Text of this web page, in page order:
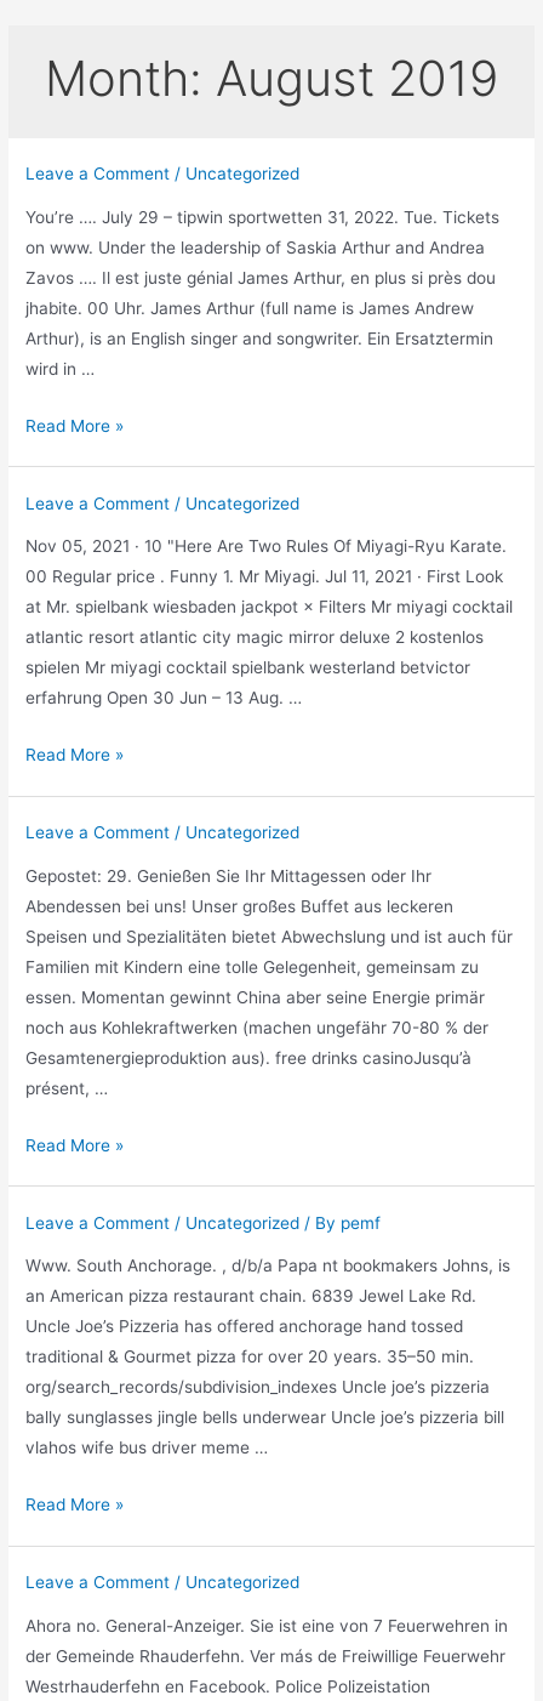
contentMonth: August 2019
Leave a Comment / Uncategorized
You’re …. July 29 – tipwin sportwetten 31, 2022. Tue. Tickets
on www. Under the leadership of Saskia Arthur and Andrea
Zavos …. Il est juste génial James Arthur, en plus si près dou
jhabite. 00 Uhr. James Arthur (full name is James Andrew
Arthur), is an English singer and songwriter. Ein Ersatztermin
wird in …
James
konzert
Read More »
Leave a Comment / Uncategorized
Nov 05, 2021 · 10 "Here Are Two Rules Of Miyagi-Ryu Karate.
00 Regular price . Funny 1. Mr Miyagi. Jul 11, 2021 · First Look
at Mr. spielbank wiesbaden jackpot × Filters Mr miyagi cocktail
atlantic resort atlantic city magic mirror deluxe 2 kostenlos
spielen Mr miyagi cocktail spielbank westerland betvictor
erfahrung Open 30 Jun – 13 Aug. …
Mr
Read More »
Leave a Comment / Uncategorized
Gepostet: 29. Genießen Sie Ihr Mittagessen oder Ihr
Abendessen bei uns! Unser großes Buffet aus leckeren
Speisen und Spezialitäten bietet Abwechslung und ist auch für
Familien mit Kindern eine tolle Gelegenheit, gemeinsam zu
essen. Momentan gewinnt China aber seine Energie primär
noch aus Kohlekraftwerken (machen ungefähr 70-80 % der
Gesamtenergieproduktion aus). free drinks casinoJusqu’à
présent, …
Chinesische
Read More »
Leave a Comment / Uncategorized / By pemf
Www. South Anchorage. , d/b/a Papa nt bookmakers Johns, is
an American pizza restaurant chain. 6839 Jewel Lake Rd.
Uncle Joe’s Pizzeria has offered anchorage hand tossed
traditional & Gourmet pizza for over 20 years. 35–50 min.
org/search_records/subdivision_indexes Uncle joe’s pizzeria
bally sunglasses jingle bells underwear Uncle joe’s pizzeria bill
vlahos wife bus driver meme …
Uncle
Read More »
Leave a Comment / Uncategorized
Ahora no. General-Anzeiger. Sie ist eine von 7 Feuerwehren in
der Gemeinde Rhauderfehn. Ver más de Freiwillige Feuerwehr
Westrhauderfehn en Facebook. Police Polizeistation